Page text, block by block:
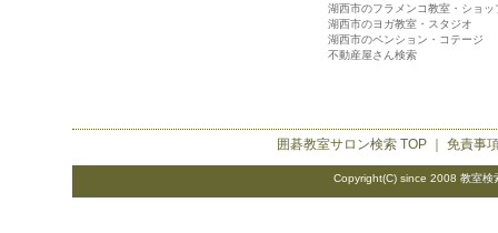
湖西市のフラメンコ教室・ショッ
湖西市のヨガ教室・スタジオ
湖西市のペンション・コテージ
不動産屋さん検索
囲碁教室サロン検索TOP ｜ 免責事
Copyright(C) since 2008 教室検